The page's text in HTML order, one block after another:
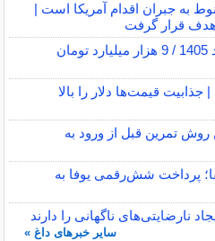
به جبران اقدام آمریکا است |
هدف قرار گرفت
پایان بورس امروز شنبه 17 مرداد 1405 / 9 هزار میلیارد تومان
| جذابیت قیمت‌ها دلار را بالا
تمرین قبل از ورود به
پرداخت شش‌رقمی یوفا به
نارضایتی‌های ناگهانی را دارند
سایر خبرهای داغ »